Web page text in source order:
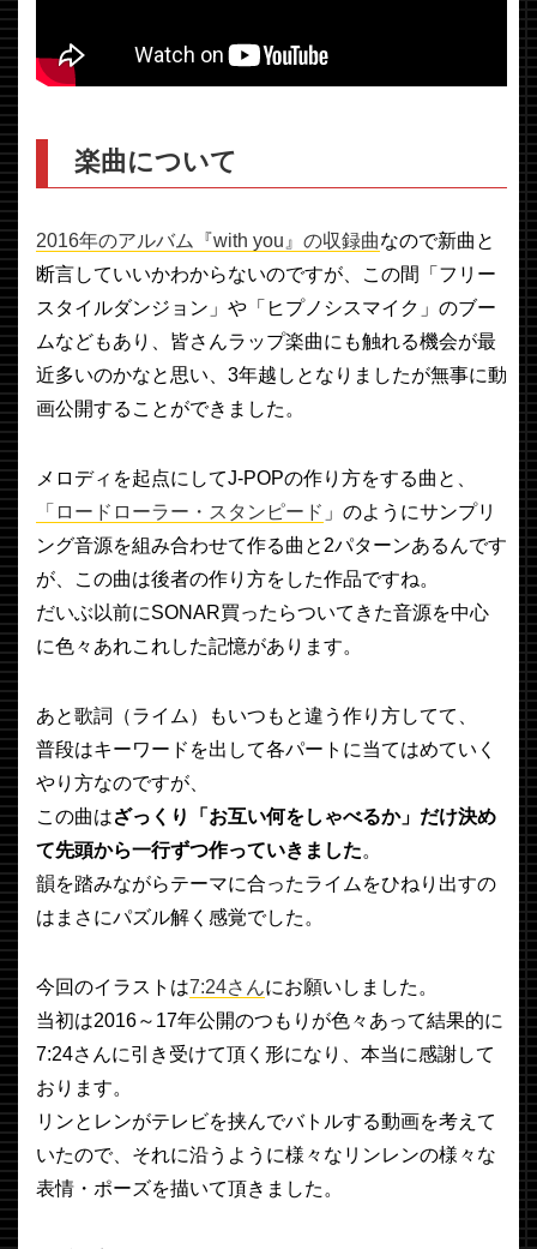
楽曲について
2016年のアルバム『with you』の収録曲なので新曲と
断言していいかわからないのですが、この間「フリー
スタイルダンジョン」や「ヒプノシスマイク」のブー
ムなどもあり、皆さんラップ楽曲にも触れる機会が最
近多いのかなと思い、3年越しとなりましたが無事に動
画公開することができました。
メロディを起点にしてJ-POPの作り方をする曲と、
「ロードローラー・スタンピード 」のようにサンプリ
ング音源を組み合わせて作る曲と2パターンあるんです
が、この曲は後者の作り方をした作品ですね。
だいぶ以前にSONAR買ったらついてきた音源を中心
に色々あれこれした記憶があります。
あと歌詞（ライム）もいつもと違う作り方してて、
普段はキーワードを出して各パートに当てはめていく
やり方なのですが、
この曲はざっくり「お互い何をしゃべるか」だけ決め
て先頭から一行ずつ作っていきました。
韻を踏みながらテーマに合ったライムをひねり出すの
はまさにパズル解く感覚でした。
今回のイラストは7:24さんにお願いしました。
当初は2016～17年公開のつもりが色々あって結果的に
7:24さんに引き受けて頂く形になり、本当に感謝して
おります。
リンとレンがテレビを挟んでバトルする動画を考えて
いたので、それに沿うように様々なリンレンの様々な
表情・ポーズを描いて頂きました。